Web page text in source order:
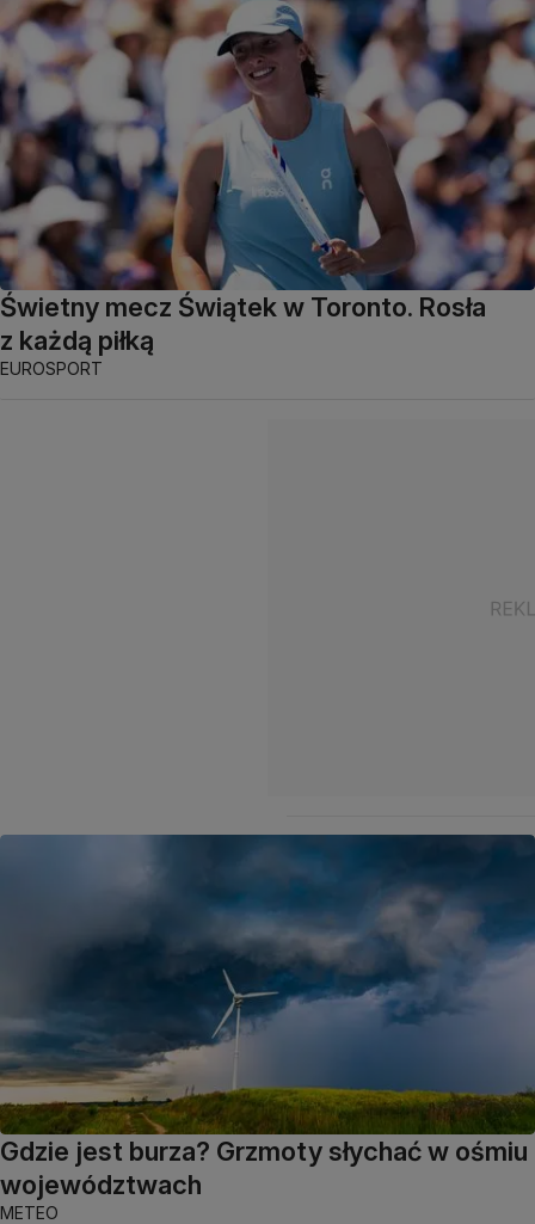
Świetny mecz Świątek w Toronto. Rosła
z każdą piłką
EUROSPORT
Gdzie jest burza? Grzmoty słychać w ośmiu
województwach
METEO